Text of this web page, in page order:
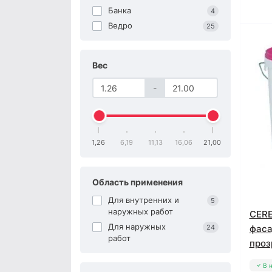
Банка 4
Ведро 25
Вес
-
1,26 6,19 11,13 16,06 21,00
Область применения
Для внутренних и
наружных работ
5
Для наружных
работ
24
В